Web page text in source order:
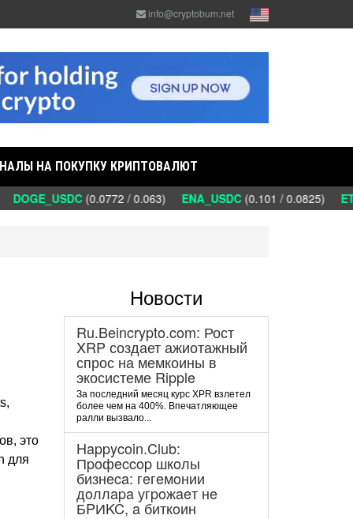
info@cryptobum.net
НА ПОКУПКУ КРИПТОВАЛЮТ
(0.0772 / 0.063)ENA_USDC(0.101 / 0.0825)
это
для
Новости
Ru.Beincrypto.com: Рост
XRP создает ажиотажный
спрос на мемкоины в
экосистеме Ripple
За последний месяц курс XPR взлетел
более чем на 400%. Впечатляющее
ралли вызвало...
Happycoin.Club:
Пpoфeccop шкoлы
бизнeca: гeгeмoнии
дoллapa угpoжaeт нe
БPИKC, a биткoин